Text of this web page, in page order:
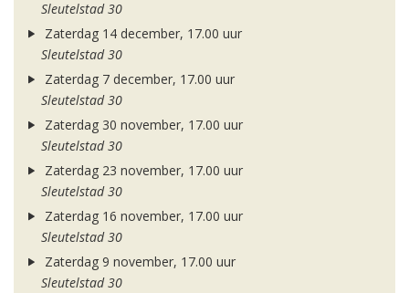
Sleutelstad 30
Zaterdag 14 december, 17.00 uur
Sleutelstad 30
Zaterdag 7 december, 17.00 uur
Sleutelstad 30
Zaterdag 30 november, 17.00 uur
Sleutelstad 30
Zaterdag 23 november, 17.00 uur
Sleutelstad 30
Zaterdag 16 november, 17.00 uur
Sleutelstad 30
Zaterdag 9 november, 17.00 uur
Sleutelstad 30